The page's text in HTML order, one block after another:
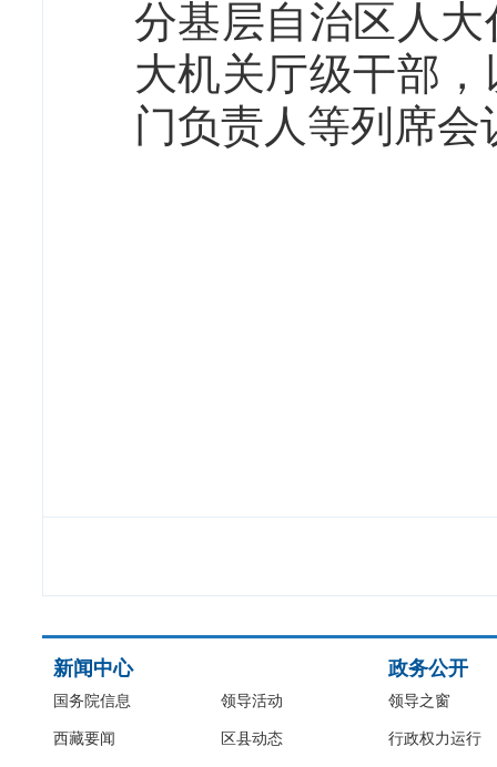
分基层自治区人
大机关厅级干部
门负责人等列席
新闻中心
国务院信息
西藏要闻
领导活动
区县动态
政务公开
领导之窗
行政权力运行